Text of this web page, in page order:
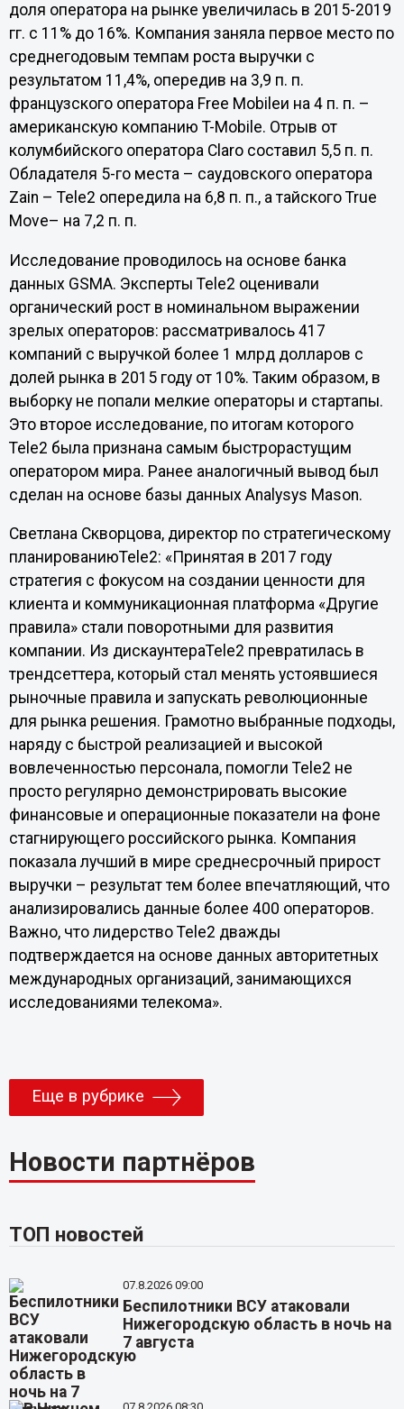
доля оператора на рынке увеличилась в 2015-2019
гг. с 11% до 16%. Компания заняла первое место по
среднегодовым темпам роста выручки с
результатом 11,4%, опередив на 3,9 п. п.
французского оператора Free Mobileи на 4 п. п. –
американскую компанию T-Mobile. Отрыв от
колумбийского оператора Claro составил 5,5 п. п.
Обладателя 5-го места – саудовского оператора
Zain – Tele2 опередила на 6,8 п. п., а тайского True
Move– на 7,2 п. п.
Исследование проводилось на основе банка
данных GSMA. Эксперты Tele2 оценивали
органический рост в номинальном выражении
зрелых операторов: рассматривалось 417
компаний с выручкой более 1 млрд долларов с
долей рынка в 2015 году от 10%. Таким образом, в
выборку не попали мелкие операторы и стартапы.
Это второе исследование, по итогам которого
Tele2 была признана самым быстрорастущим
оператором мира. Ранее аналогичный вывод был
сделан на основе базы данных Analysys Mason.
Светлана Скворцова, директор по стратегическому
планированиюTele2: «Принятая в 2017 году
стратегия с фокусом на создании ценности для
клиента и коммуникационная платформа «Другие
правила» стали поворотными для развития
компании. Из дискаунтераTele2 превратилась в
трендсеттера, который стал менять устоявшиеся
рыночные правила и запускать революционные
для рынка решения. Грамотно выбранные подходы,
наряду с быстрой реализацией и высокой
вовлеченностью персонала, помогли Tele2 не
просто регулярно демонстрировать высокие
финансовые и операционные показатели на фоне
стагнирующего российского рынка. Компания
показала лучший в мире среднесрочный прирост
выручки – результат тем более впечатляющий, что
анализировались данные более 400 операторов.
Важно, что лидерство Tele2 дважды
подтверждается на основе данных авторитетных
международных организаций, занимающихся
исследованиями телекома».
Еще в рубрике
Новости партнёров
ТОП новостей
07.8.2026 09:00
Беспилотники ВСУ атаковали
Нижегородскую область в ночь на
7 августа